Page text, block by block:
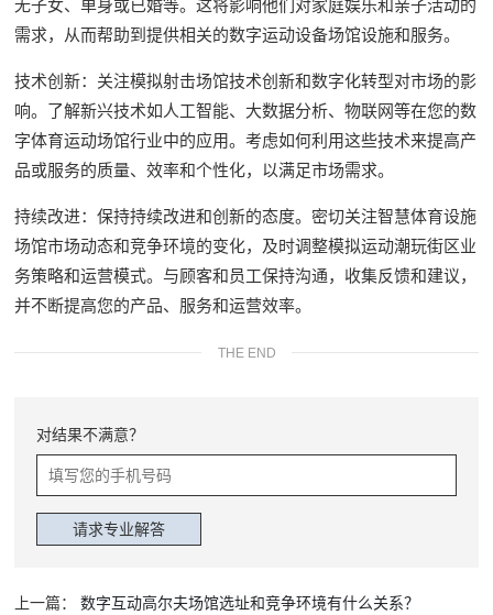
无子女、单身或已婚等。这将影响他们对家庭娱乐和亲子活动的
需求，从而帮助到提供相关的数字运动设备场馆设施和服务。
技术创新：关注模拟射击场馆技术创新和数字化转型对市场的影
响。了解新兴技术如人工智能、大数据分析、物联网等在您的数
字体育运动场馆行业中的应用。考虑如何利用这些技术来提高产
品或服务的质量、效率和个性化，以满足市场需求。
持续改进：保持持续改进和创新的态度。密切关注智慧体育设施
场馆市场动态和竞争环境的变化，及时调整模拟运动潮玩街区业
务策略和运营模式。与顾客和员工保持沟通，收集反馈和建议，
并不断提高您的产品、服务和运营效率。
THE END
对结果不满意？
上一篇：
数字互动高尔夫场馆选址和竞争环境有什么关系？